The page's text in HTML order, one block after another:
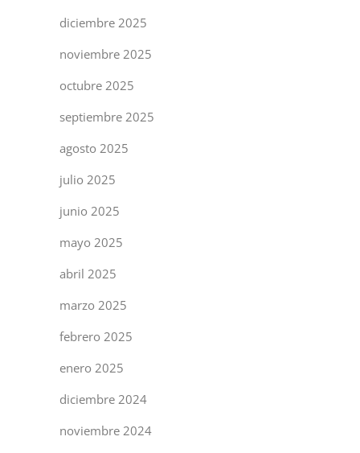
diciembre 2025
noviembre 2025
octubre 2025
septiembre 2025
agosto 2025
julio 2025
junio 2025
mayo 2025
abril 2025
marzo 2025
febrero 2025
enero 2025
diciembre 2024
noviembre 2024